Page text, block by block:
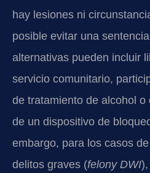
hay lesiones ni
posible evitar una
alternativas pueden incluir
servicio comunitario,
de tratamiento de alcohol
de un dispositivo de
embargo, para los casos de
delitos graves (felony DWI